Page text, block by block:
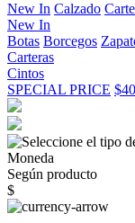
New In Calzado
New In
Botas Borcegos
Carteras
Cintos
SPECIAL PRICE
Moneda
Según producto
$